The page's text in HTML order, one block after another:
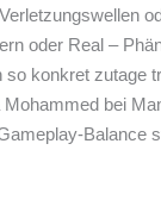
oder Real –
so konkret zutage
bei
Balance